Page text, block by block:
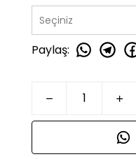
Seçiniz
Paylaş: